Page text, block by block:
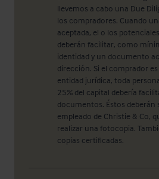
llevemos a cabo una Due
los compradores. Cuando
aceptada, el o los
deberán facilitar, como
identidad y un documento
dirección. Si el comprador
entidad jurídica, toda
25% del capital debería
documentos. Éstos deberán
empleado de Christie & Co,
realizar una fotocopia.
copias certificadas.